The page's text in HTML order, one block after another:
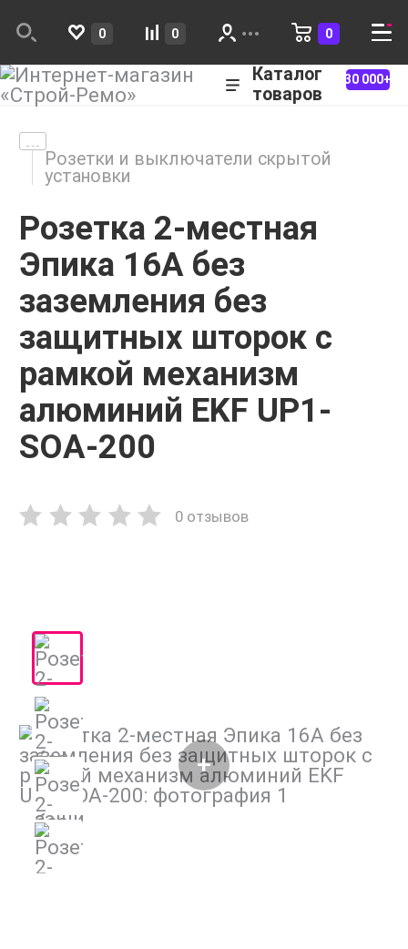
0 0 0
Каталог
товаров
30 000+
Розетки и выключатели скрытой
установки
Розетка 2-местная
Эпика 16А без
заземления без
защитных шторок с
рамкой механизм
алюминий EKF UP1-
SOA-200
0 отзывов